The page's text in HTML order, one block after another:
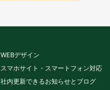
WEBデザイン
スマホサイト・スマートフォン対応
社内更新できるお知らせとブログ